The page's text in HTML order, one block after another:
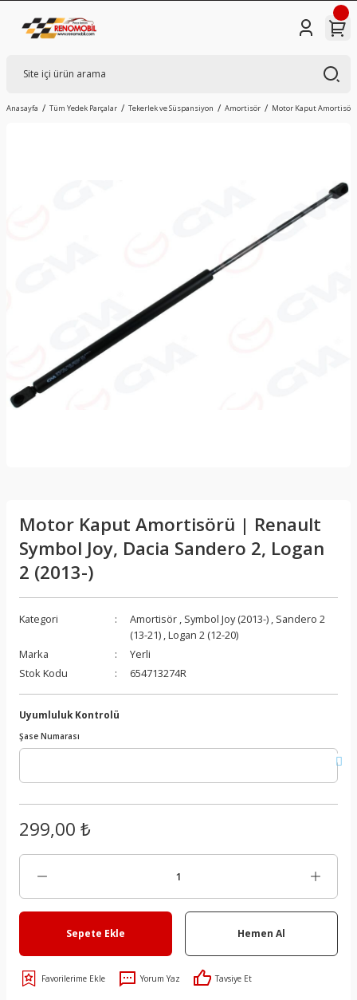
Anasayfa Tüm Yedek Parçalar Tekerlek ve Süspansiyon Amortisör Motor Kaput Amortisörü
Motor Kaput Amortisörü | Renault
Symbol Joy, Dacia Sandero 2, Logan
2 (2013-)
Kategori Amortisör , Symbol Joy (2013-) , Sandero 2
(13-21) ,Logan 2 (12-20)
Marka
Yerli
Stok Kodu
654713274R
Uyumluluk Kontrolü
Şase Numarası
299,00 ₺
Sepete Ekle Hemen Al
Yorum Yaz Tavsiye Et